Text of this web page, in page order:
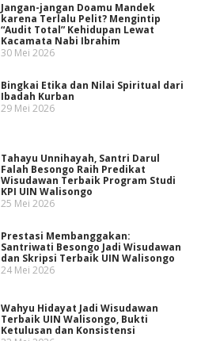
Jangan-jangan Doamu Mandek
karena Terlalu Pelit? Mengintip
“Audit Total” Kehidupan Lewat
Kacamata Nabi Ibrahim
30 Mei 2026
Bingkai Etika dan Nilai Spiritual dari
Ibadah Kurban
29 Mei 2026
Tahayu Unnihayah, Santri Darul
Falah Besongo Raih Predikat
Wisudawan Terbaik Program Studi
KPI UIN Walisongo
25 Mei 2026
Prestasi Membanggakan:
Santriwati Besongo Jadi Wisudawan
dan Skripsi Terbaik UIN Walisongo
24 Mei 2026
Wahyu Hidayat Jadi Wisudawan
Terbaik UIN Walisongo, Bukti
Ketulusan dan Konsistensi